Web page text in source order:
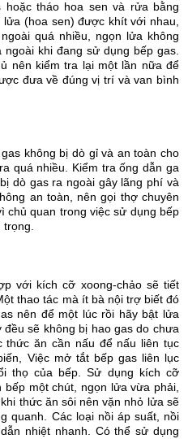
tháo hoa sen và rửa bằng
lửa (hoa sen) được khít với nhau,
quá nhiều, ngọn lửa không
ngoài khi đang sử dụng bếp gas.
nên kiểm tra lại một lần nữa để
đưa về đúng vị trí và van bình
không bị dò gỉ và an toàn cho
quá nhiều. Kiểm tra ống dẫn ga
dò gas ra ngoài gây lãng phí và
an toàn, nên gọi thợ chuyên
chủ quan trong việc sử dụng bếp
trọng.
với kích cỡ xoong-chảo sẽ tiết
thao tác mà ít bà nội trợ biết đó
nên để một lúc rồi hãy bật lửa
sẽ không bị hao gas do chưa
thức ăn cần nấu để nấu liên tục
Việc mở tắt bếp gas liên lục
thọ của bếp. Sử dụng kích cỡ
một chút, ngọn lửa vừa phải,
thức ăn sôi nên vặn nhỏ lửa sẽ
quanh. Các loại nồi áp suất, nồi
nhiệt nhanh. Có thể sử dụng